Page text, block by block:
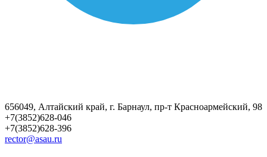
656049, Алтайский край, г. Барнаул, пр-т Красноармейский, 98
+7(3852)628-046
+7(3852)628-396
rector@asau.ru